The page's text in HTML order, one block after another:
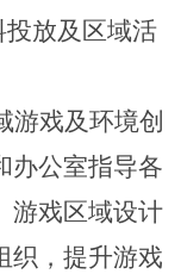
投放及区域活
游戏及环境创
办公室指导各
游戏区域设计
织，提升游戏